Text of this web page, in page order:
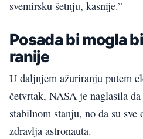
svemirsku šetnju, kasnije.”
Posada bi mogla
ranije
U daljnjem ažuriranju putem
četvrtak, NASA je naglasila
stabilnom stanju, no da su sve
zdravlja astronauta.